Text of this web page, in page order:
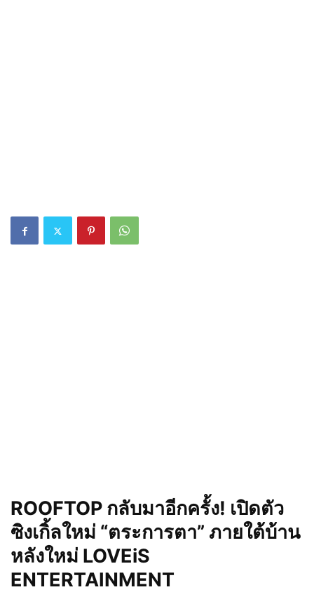
ROOFTOP กลับมาอีกครั้ง! เปิดตัว
ซิงเกิ้ลใหม่ “ตระการตา” ภายใต้บ้าน
หลังใหม่ LOVEiS
ENTERTAINMENT